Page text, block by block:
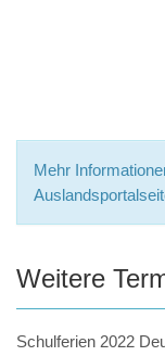
Mehr
Weitere
Schulferien 2022